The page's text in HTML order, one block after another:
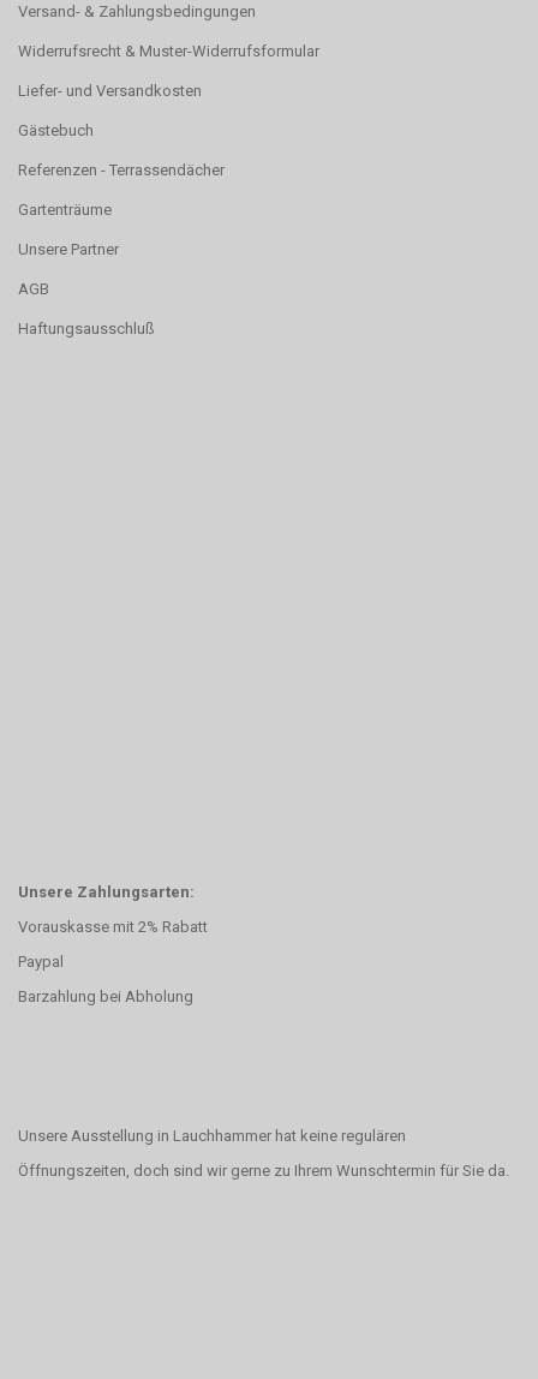
Versand- & Zahlungsbedingungen
Widerrufsrecht & Muster-Widerrufsformular
Liefer- und Versandkosten
Gästebuch
Referenzen - Terrassendächer
Gartenträume
Unsere Partner
AGB
Haftungsausschluß
Unsere Zahlungsarten:
Vorauskasse mit 2% Rabatt
Paypal
Barzahlung bei Abholung
Unsere Ausstellung in Lauchhammer hat keine regulären
Öffnungszeiten, doch sind wir gerne zu Ihrem Wunschtermin für Sie da.